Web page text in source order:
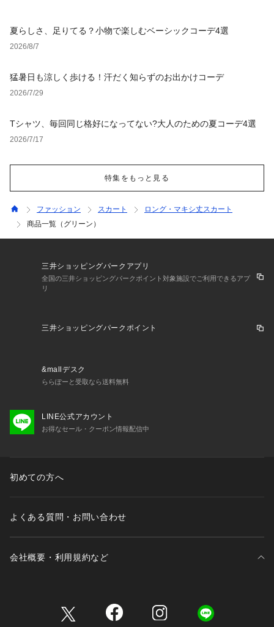
夏らしさ、足りてる？小物で楽しむベーシックコーデ4選
2026/8/7
猛暑日も涼しく歩ける！汗だく知らずのお出かけコーデ
2026/7/29
Tシャツ、毎回同じ格好になってない?大人のための夏コーデ4選
2026/7/17
特集をもっと見る
ファッション スカート
ロング・マキシ丈スカート
商品一覧（グリーン）
三井ショッピングパークアプリ
全国の三井ショッピングパークポイント対象施設でご利用できるアプ
リ
三井ショッピングパークポイント
&mallデスク
ららぽーと受取なら送料無料
LINE公式アカウント
お得なセール・クーポン情報配信中
初めての方へ
よくある質問・お問い合わせ
会社概要・利用規約など